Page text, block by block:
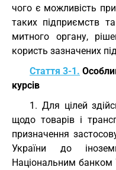
чого є можливість
таких підприємств
митного органу,
користь зазначених
Стаття 3-1.
курсів
1. Для цілей
щодо товарів і
призначення
України до
Національним банком